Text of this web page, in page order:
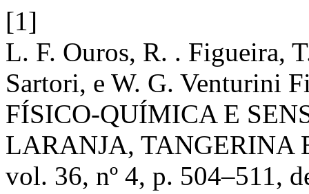
[1]
L. F. Ouros, R. . Figueira,
Sartori, e W. G. Venturini
FÍSICO-QUÍMICA E
LARANJA,
vol. 36, nº 4, p. 504–511,